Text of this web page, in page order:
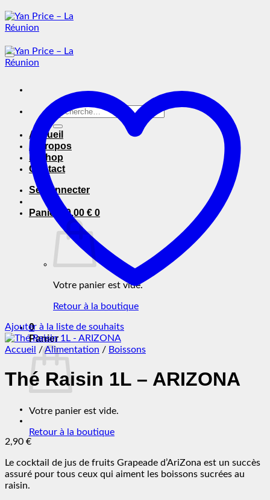
Passer
au
contenu
Recherche
pour :
Accueil
A Propos
E-Shop
Contact
Se connecter
Panier / 0,00 € 0
Votre panier est vide.
Retour à la boutique
0
Panier
Votre panier est vide.
Retour à la boutique
Ajouter à la liste de souhaits
Accueil /Alimentation / Boissons
Thé Raisin 1L – ARIZONA
2,90 €
Le cocktail de jus de fruits Grapeade d’AriZona est un succès
assuré pour tous ceux qui aiment les boissons sucrées au
raisin.